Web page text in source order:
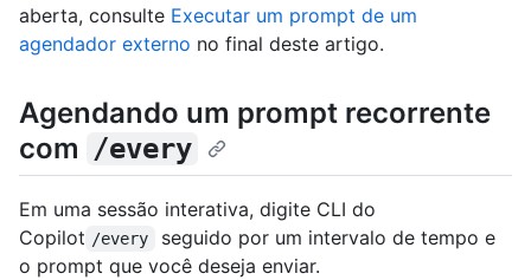
aberta, consulte Executar um prompt de um
agendador externo no final deste artigo.
Agendando um prompt recorrente
com /every
Em uma sessão interativa, digite CLI do
Copilot /every
seguido por um intervalo de tempo e
o prompt que você deseja enviar.